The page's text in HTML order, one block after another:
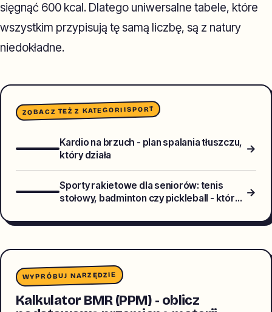
sięgnąć 600 kcal. Dlatego uniwersalne tabele, które
wszystkim przypisują tę samą liczbę, są z natury
niedokładne.
ZOBACZ TEŻ Z KATEGORIISPORT
Kardio na brzuch - plan spalania tłuszczu,
który działa
→
Sporty rakietowe dla seniorów: tenis
stołowy, badminton czy pickleball - który
→
WYPRÓBUJ NARZĘDZIE
Kalkulator BMR (PPM) - oblicz